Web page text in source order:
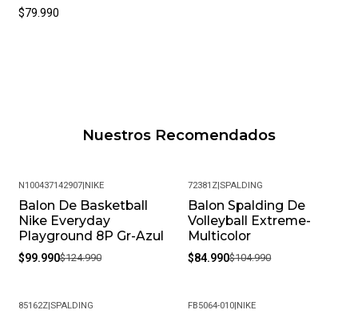
$79.990
Nuestros Recomendados
-20%
N100437142907|NIKE
Balon De Basketball
Nike Everyday
Playground 8P Gr-Azul
$99.990$124.990
-19%
72381Z|SPALDING
Balon Spalding De
Volleyball Extreme-
Multicolor
$84.990$104.990
85162Z| SPALDING FB5064-010 NIKE